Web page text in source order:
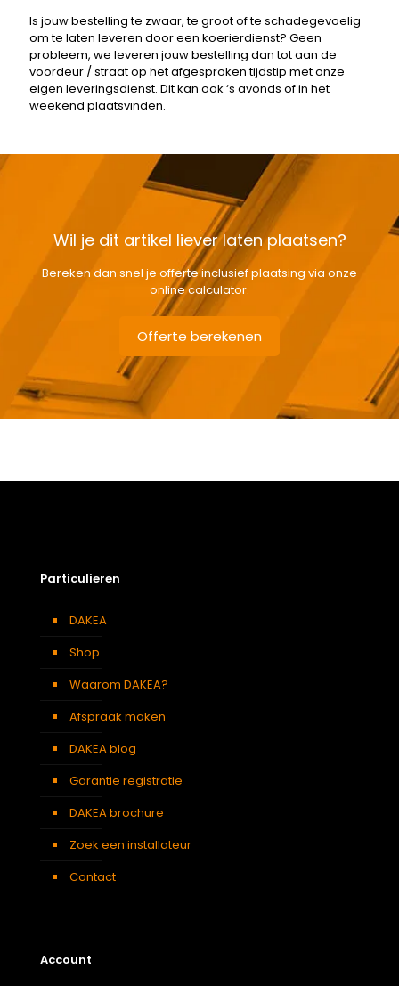
Is jouw bestelling te zwaar, te groot of te schadegevoelig
om te laten leveren door een koerierdienst? Geen
probleem, we leveren jouw bestelling dan tot aan de
voordeur / straat op het afgesproken tijdstip met onze
eigen leveringsdienst. Dit kan ook ‘s avonds of in het
weekend plaatsvinden.
Wil je dit artikel liever laten plaatsen?
Bereken dan snel je offerte inclusief plaatsing via onze
online calculator.
Offerte berekenen
Particulieren
DAKEA
Shop
Waarom DAKEA?
Afspraak maken
DAKEA blog
Garantie registratie
DAKEA brochure
Zoek een installateur
Contact
Account